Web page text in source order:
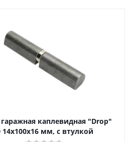
каплевидная "Drop"
14х100х16 мм, с втулкой